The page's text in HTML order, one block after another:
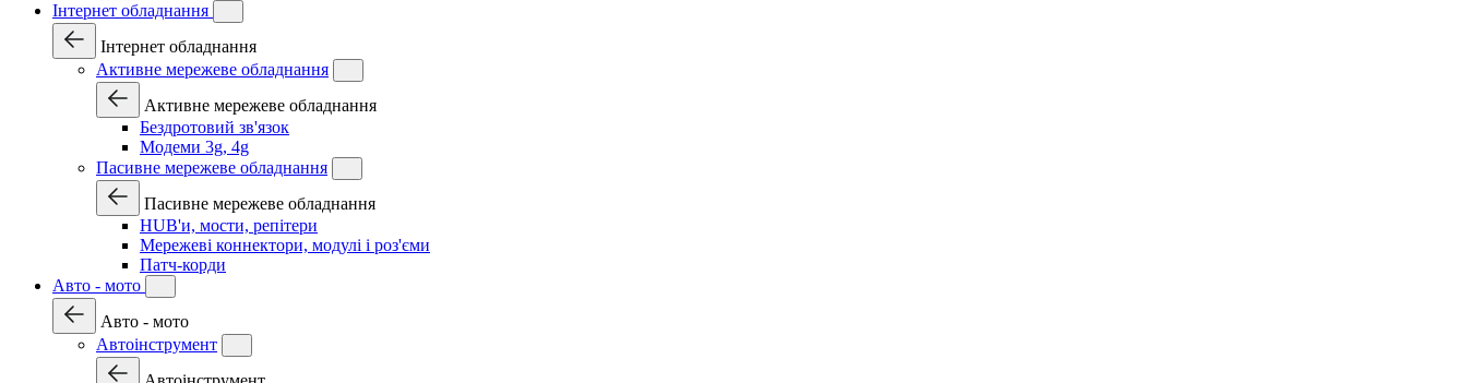
Інтернет обладнання
Інтернет обладнання
Активне мережеве обладнання
Активне мережеве обладнання
Бездротовий зв'язок
Модеми 3g, 4g
Пасивне мережеве обладнання
Пасивне мережеве обладнання
HUB'и, мости, репітери
Мережеві коннектори, модулі і роз'єми
Патч-корди
Авто - мото
Авто - мото
Автоінструмент